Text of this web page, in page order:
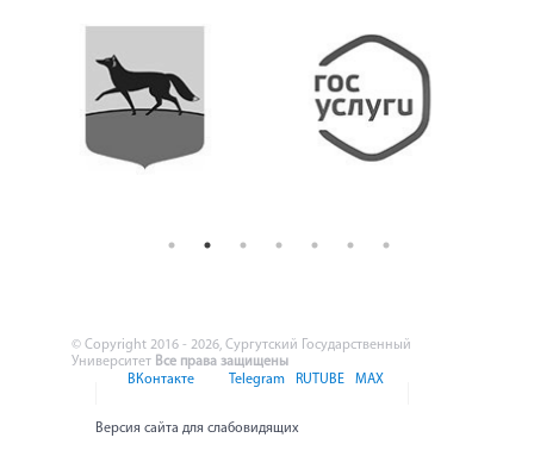
© Copyright 2016 - 2026, Сургутский Государственный
Университет Все права защищены
ВКонтакте
Telegram RUTUBE MAX
Версия сайта для слабовидящих